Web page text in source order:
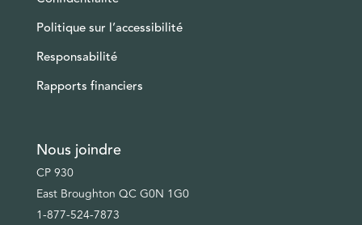
Politique sur l’accessibilité
Responsabilité
Rapports financiers
Nous joindre
CP 930
East Broughton QC G0N 1G0
1-877-524-7873